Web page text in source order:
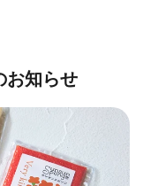
お知らせ